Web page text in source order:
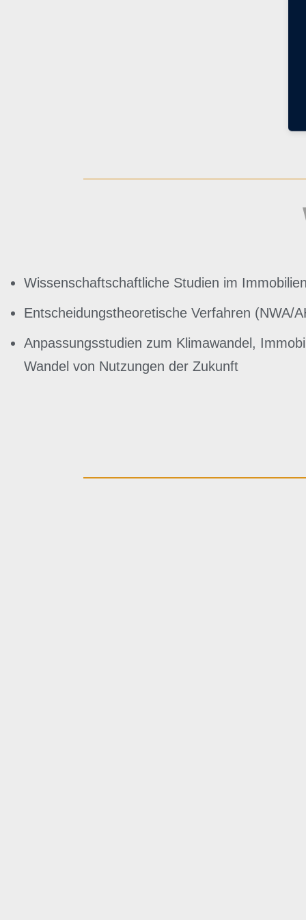
Wissenschaftschaftliche Studien im
Entscheidungstheoretische Verfahren (NWA/
Anpassungsstudien zum Klimawandel,
Wandel von Nutzungen der Zukunft